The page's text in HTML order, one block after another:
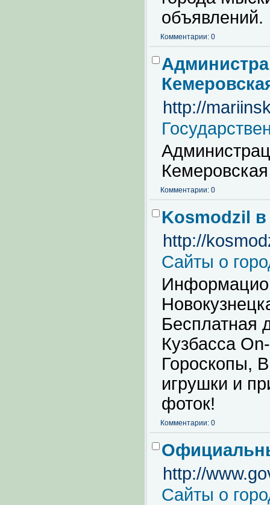
объявлений.
Комментарии: 0
http://
Комментарии: 0
Kosmodzil
http://
Сайты о
Бесплатная
Кузбасса
Гороскопы,
игрушки и
фоток!
Комментарии: 0
http://
Сайты о